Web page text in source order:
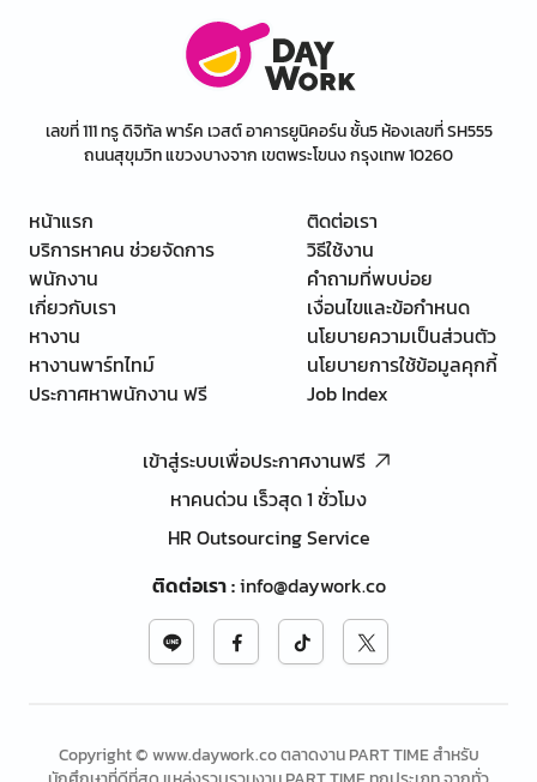
เลขที่ 111 ทรู ดิจิทัล พาร์ค เวสต์ อาคารยูนิคอร์น ชั้น5 ห้องเลขที่ SH555
ถนนสุขุมวิท แขวงบางจาก เขตพระโขนง กรุงเทพ 10260
หน้าแรก
บริการหาคน ช่วยจัดการ
พนักงาน
เกี่ยวกับเรา
หางาน
หางานพาร์ทไทม์
ประกาศหาพนักงาน ฟรี
ติดต่อเรา
วิธีใช้งาน
คำถามที่พบบ่อย
เงื่อนไขและข้อกำหนด
นโยบายความเป็นส่วนตัว
นโยบายการใช้ข้อมูลคุกกี้
Job Index
เข้าสู่ระบบเพื่อประกาศงานฟรี
หาคนด่วน เร็วสุด 1 ชั่วโมง
HR Outsourcing Service
ติดต่อเรา:info@daywork.co
Copyright © www.daywork.co ตลาดงาน PART TIME สำหรับ